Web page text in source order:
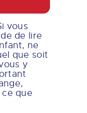
vous
de lire
ne
que soit
y
ce que